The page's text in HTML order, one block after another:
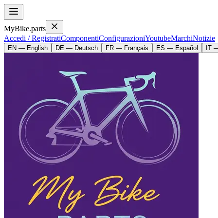
MyBike.parts
Accedi / RegistratiComponentiConfigurazioniYoutubeMarchiNotizie
EN — English DE — Deutsch FR — Français ES — Español IT